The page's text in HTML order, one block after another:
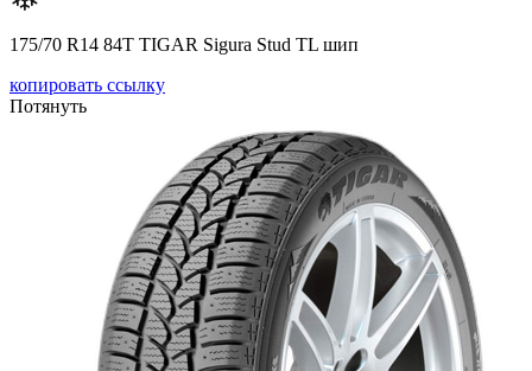
175/70 R14 84T TIGAR Sigura Stud TL шип
копировать ссылку
Потянуть